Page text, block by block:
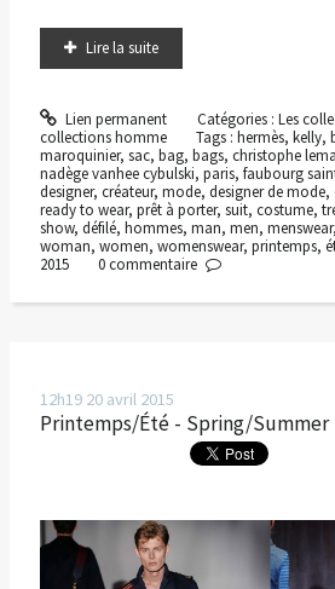
Lire la suite
Lien permanent Catégories : Les
collections homme
Tags :hermès,kelly,
maroquinier, sac, bag, bags, christophe
nadège vanhee cybulski, paris, faubourg
designer, créateur, mode, designer de mode,
ready to wear, prêt à porter, suit, costume,
show, défilé, hommes, man, men, menswear,
woman, women, womenswear, printemps,
2015
0commentaire
12h19 20 avril 2015
Printemps/Été - Spring/Summer